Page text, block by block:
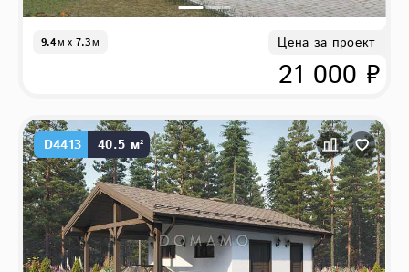
9.4м x 7.3м Цена за проект
21 000 ₽
D4413 40.5 м²